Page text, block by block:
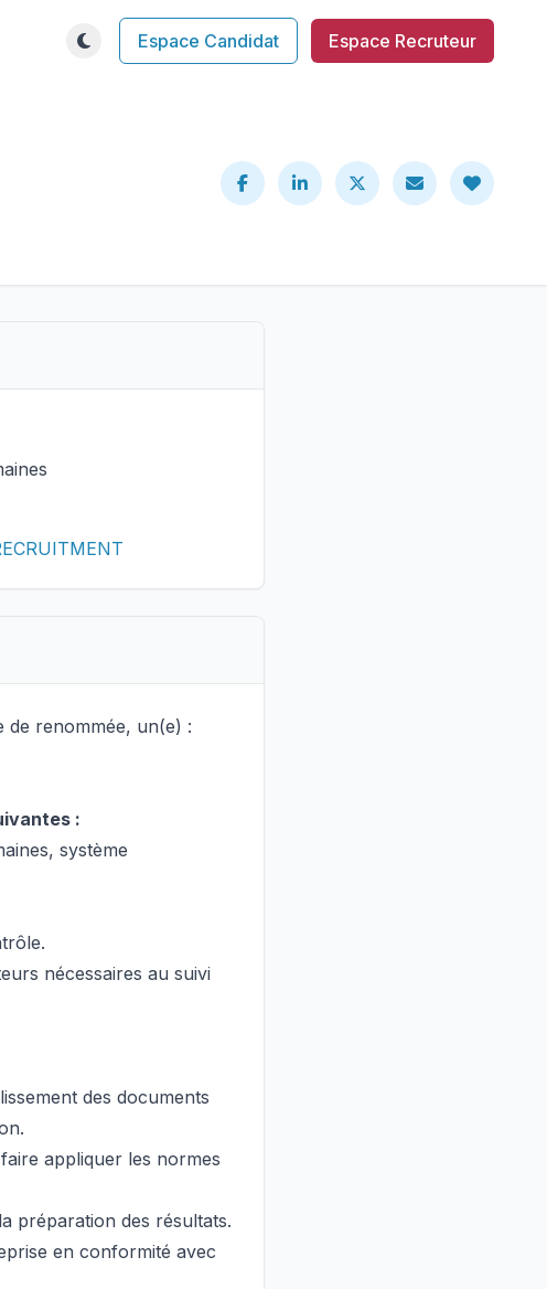
Espace Candidat Espace Recruteur
renommée, un(e) :
:
système
nécessaires au suivi
des documents
appliquer les normes
préparation des résultats.
en conformité avec